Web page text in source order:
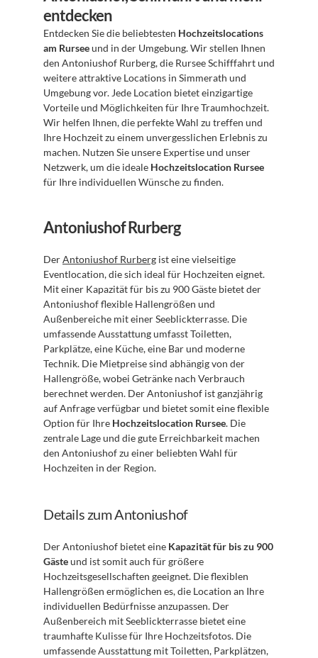
entdecken
Entdecken Sie die beliebtesten Hochzeitslocations
am Rursee und in der Umgebung. Wir stellen Ihnen
den Antoniushof Rurberg, die Rursee Schifffahrt und
weitere attraktive Locations in Simmerath und
Umgebung vor. Jede Location bietet einzigartige
Vorteile und Möglichkeiten für Ihre Traumhochzeit.
Wir helfen Ihnen, die perfekte Wahl zu treffen und
Ihre Hochzeit zu einem unvergesslichen Erlebnis zu
machen. Nutzen Sie unsere Expertise und unser
Netzwerk, um die ideale Hochzeitslocation Rursee
für Ihre individuellen Wünsche zu finden.
Antoniushof Rurberg
Der Antoniushof Rurberg ist eine vielseitige
Eventlocation, die sich ideal für Hochzeiten eignet.
Mit einer Kapazität für bis zu 900 Gäste bietet der
Antoniushof flexible Hallengrößen und
Außenbereiche mit einer Seeblickterrasse. Die
umfassende Ausstattung umfasst Toiletten,
Parkplätze, eine Küche, eine Bar und moderne
Technik. Die Mietpreise sind abhängig von der
Hallengröße, wobei Getränke nach Verbrauch
berechnet werden. Der Antoniushof ist ganzjährig
auf Anfrage verfügbar und bietet somit eine flexible
Option für Ihre Hochzeitslocation Rursee. Die
zentrale Lage und die gute Erreichbarkeit machen
den Antoniushof zu einer beliebten Wahl für
Hochzeiten in der Region.
Details zum Antoniushof
Der Antoniushof bietet eine Kapazität für bis zu 900
Gäste und ist somit auch für größere
Hochzeitsgesellschaften geeignet. Die flexiblen
Hallengrößen ermöglichen es, die Location an Ihre
individuellen Bedürfnisse anzupassen. Der
Außenbereich mit Seeblickterrasse bietet eine
traumhafte Kulisse für Ihre Hochzeitsfotos. Die
umfassende Ausstattung mit Toiletten, Parkplätzen,